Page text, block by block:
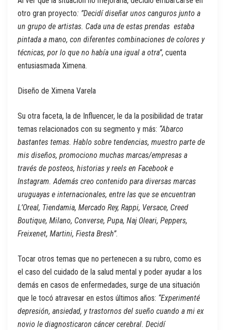
otro gran proyecto: ”Decidí diseñar unos canguros junto a
un grupo de artistas. Cada una de estas prendas estaba
pintada a mano, con diferentes combinaciones de colores y
técnicas, por lo que no había una igual a otra”, cuenta
entusiasmada Ximena.
Diseño de Ximena Varela
Su otra faceta, la de Influencer, le da la posibilidad de tratar
temas relacionados con su segmento y más: “Abarco
bastantes temas. Hablo sobre tendencias, muestro parte de
mis diseños, promociono muchas marcas/empresas a
través de posteos, historias y reels en Facebook e
Instagram. Además creo contenido para diversas marcas
uruguayas e internacionales, entre las que se encuentran
L’Oreal, Tiendamia, Mercado Rey, Rappi, Versace, Creed
Boutique, Milano, Converse, Pupa, Naj Oleari, Peppers,
Freixenet, Martini, Fiesta Bresh”.
Tocar otros temas que no pertenecen a su rubro, como es
el caso del cuidado de la salud mental y poder ayudar a los
demás en casos de enfermedades, surge de una situación
que le tocó atravesar en estos últimos años: “Experimenté
depresión, ansiedad, y trastornos del sueño cuando a mi ex
novio le diagnosticaron cáncer cerebral. Decidí